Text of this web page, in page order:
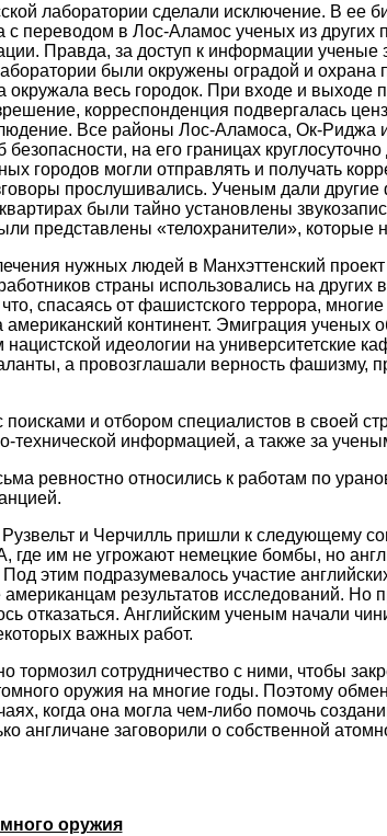
лаборатории сделали исключение. В ее
с переводом в Лос-Аламос ученых из других
Правда, за доступ к информации ученые
были окружены оградой и
окружала весь городок. При входе и выходе
корреспонденция подвергалась
Все районы Лос-Аламоса, Ок-Риджа
безопасности, на его границах
городов могли отправлять и получать
прослушивались. Ученым дали
были тайно установлены
представлены «телохранители», которые
нужных людей в Манхэттенский
страны использовались на
что, спасаясь от фашистского террора,
американский континент. Эмиграция ученых
идеологии на университетские
а провозглашали верность фашизму,
и отбором специалистов в своей
технической информацией, а также за
ревностно относились к работам по
и Черчилль пришли к следующему
где им не угрожают немецкие бомбы, но
этим подразумевалось участие
американцам результатов исследований. Но
отказаться. Английским ученым начали
важных работ.
тормозил сотрудничество с ними, чтобы
оружия на многие годы. Поэтому
когда она могла чем-либо помочь
англичане заговорили о собственной
оружия